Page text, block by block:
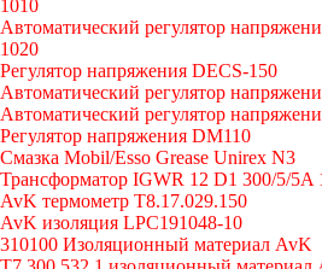
1010
Автоматический регулятор
1020
Регулятор напряжения DECS-150
Автоматический регулятор
Автоматический регулятор
Регулятор напряжения DM110
Смазка Mobil/Esso Grease Unirex N3
Трансформатор IGWR 12 D1 300/5/5A
AvK термометр T8.17.029.150
AvK изоляция LPC191048-10
310100 Изоляционный материал AvK